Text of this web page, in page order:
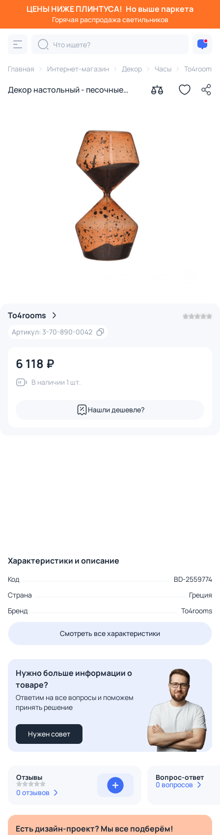
ЦЕНЫ НИЖЕ ПЛИНТУСА! Но выше паркета
Горячая распродажа светильников
Главная Интернет-магазин Декор Часы To4rooms
Декор настольный - песочные
To4rooms
Артикул: 3-70-890-0042
6 118 ₽
В наличии 1 шт.
Нашли дешевле?
Характеристики и описание
Код
BD-2559774
Страна
Греция
Бренд
To4rooms
Смотреть все характеристики
Нужно больше информации о
товаре?
Ответим на все вопросы и поможем
принять решение
Нужен совет
Отзывы
0 отзывов
Вопрос-ответ
0 вопросов
Есть дизайн-проект? Мы все подберём!